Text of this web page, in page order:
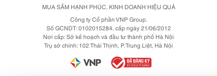
MUA SẮM HẠNH PHÚC, KINH DOANH HIỆU QUẢ
Công ty Cổ phần VNP Group.
Số GCNDT: 0102015284, cấp ngày 21/06/2012
Nơi cấp: Sở kế hoạch và đầu tư thành phố Hà Nội
Trụ sở chính: 102 Thái Thịnh, P. Trung Liệt, Hà Nội